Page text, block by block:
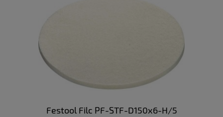
Festool Filc PF-STF-D150x6-H/5